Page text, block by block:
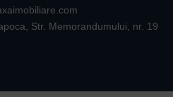
Str. Memorandumului, nr. 19